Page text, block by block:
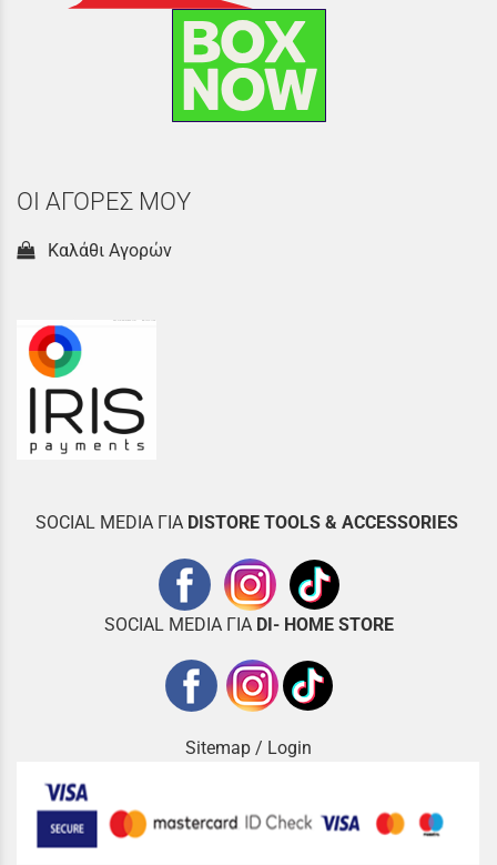
ΟΙ ΑΓΟΡΕΣ ΜΟΥ
Καλάθι Αγορών
SOCIAL MEDIA ΓΙΑ DISTORE TOOLS & ACCESSORIES
SOCIAL MEDIA ΓΙΑ DI- HOME STORE
Sitemap / Login